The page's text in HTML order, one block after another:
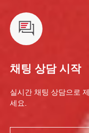
채팅 상담 시작
실시간 채팅 상담으로
세요.